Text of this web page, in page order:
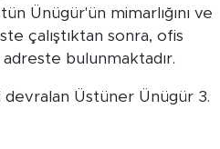
Ünügür'ün mimarlığını ve
çalıştıktan sonra, ofis
adreste bulunmaktadır.
devralan Üstüner Ünügür 3.